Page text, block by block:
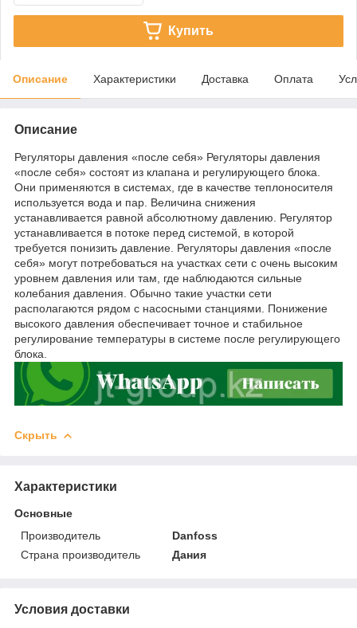
Купить
Описание Характеристики Доставка Оплата
Описание
Регуляторы давления «после себя» Регуляторы давления
«после себя» состоят из клапана и регулирующего блока.
Они применяются в системах, где в качестве теплоносителя
используется вода и пар. Величина снижения
устанавливается равной абсолютному давлению. Регулятор
устанавливается в потоке перед системой, в которой
требуется понизить давление. Регуляторы давления «после
себя» могут потребоваться на участках сети с очень высоким
уровнем давления или там, где наблюдаются сильные
колебания давления. Обычно такие участки сети
располагаются рядом с насосными станциями. Понижение
высокого давления обеспечивает точное и стабильное
регулирование температуры в системе после регулирующего
блока.
Скрыть
Характеристики
Основные
Производитель
Danfoss
Страна производитель
Дания
Условия доставки